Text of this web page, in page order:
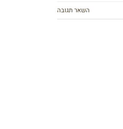
השאר תגובה